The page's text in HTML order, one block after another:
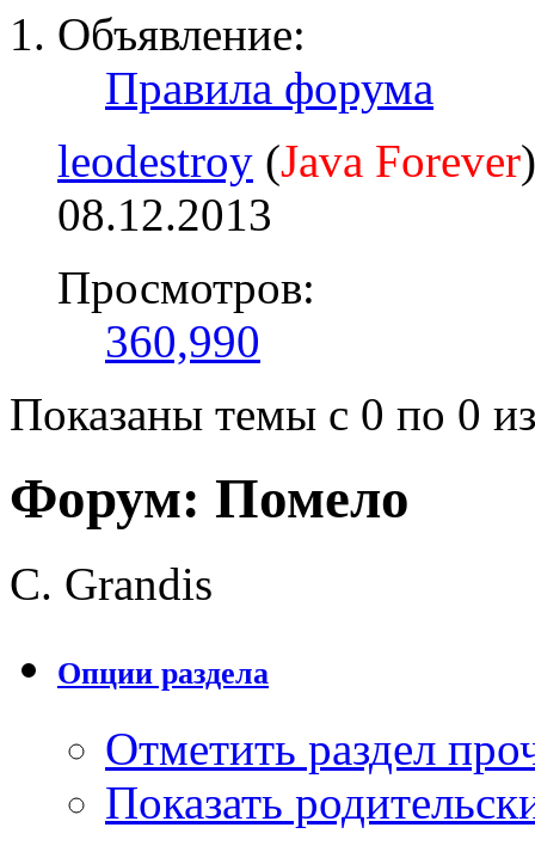
Объявление:
Правила форума
leodestroy (Java Forever)
08.12.2013
Просмотров:
360,990
Показаны темы с 0 по 0
Форум: Помело
С. Grandis
Опции раздела
Отметить раздел
Показать